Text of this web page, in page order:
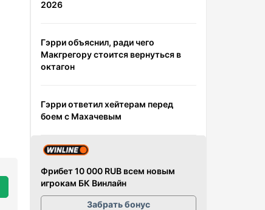
2026
Гэрри объяснил, ради чего
Макгрегору стоится вернуться в
октагон
Гэрри ответил хейтерам перед
боем с Махачевым
Фрибет 10 000 RUB всем новым
игрокам БК Винлайн
Забрать бонус